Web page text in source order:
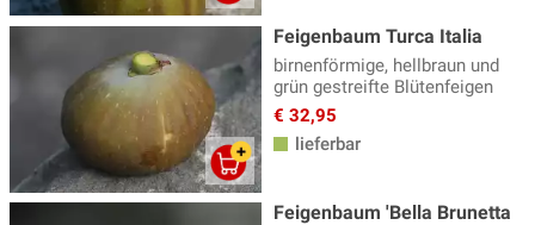
Feigenbaum Turca Italia
birnenförmige, hellbraun und
grün gestreifte Blütenfeigen
€ 32,95
lieferbar
Feigenbaum 'Bella Brunetta